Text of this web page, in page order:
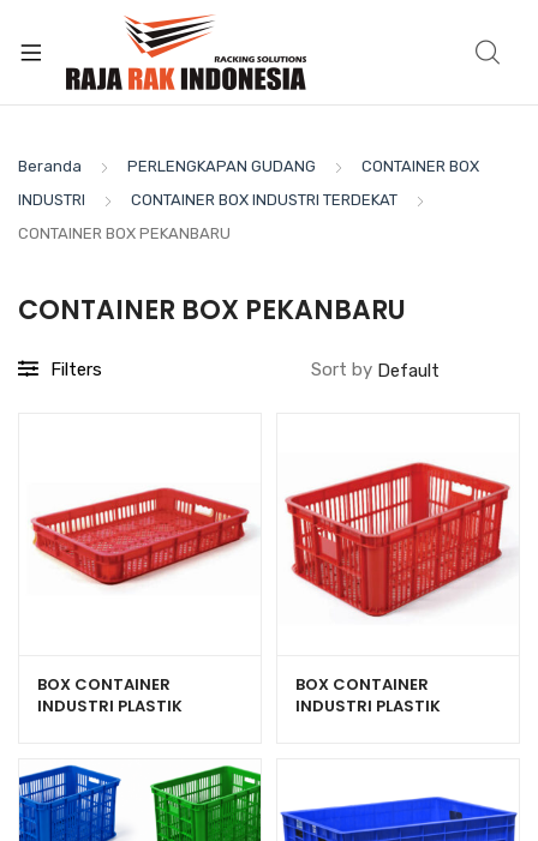
Beranda PERLENGKAPAN GUDANG
CONTAINER BOX
INDUSTRI
CONTAINER BOX INDUSTRI TERDEKAT
CONTAINER BOX PEKANBARU
CONTAINER BOX PEKANBARU
Filters Sort by
BOX CONTAINER
INDUSTRI PLASTIK
BOX CONTAINER
INDUSTRI PLASTIK